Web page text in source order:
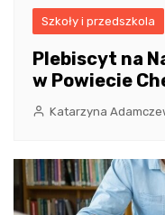
Szkoły i przedszkola
Plebiscyt na
w Powiecie
Katarzyna